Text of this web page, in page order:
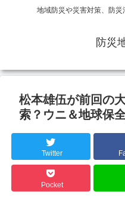
地域防災や災害対策、防災
防災
松本雄伍が前回の
索？ウニ＆地球保全
Twitter
Pocket